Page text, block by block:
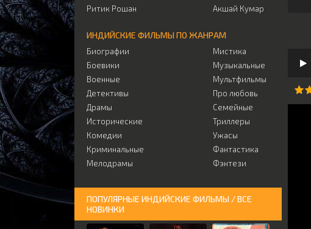
Ритик Рошан
Акшай Кумар
ИНДИЙСКИЕ ФИЛЬМЫ ПО ЖАНРАМ
Биографии
Боевики
Военные
Детективы
Драмы
Исторические
Комедии
Криминальные
Мелодрамы
Мистика
Музыкальные
Мультфильмы
Про любовь
Семейные
Триллеры
Ужасы
Фантастика
Фэнтези
ПОПУЛЯРНЫЕ ИНДИЙСКИЕ ФИЛЬМЫ / ВСЕ
НОВИНКИ